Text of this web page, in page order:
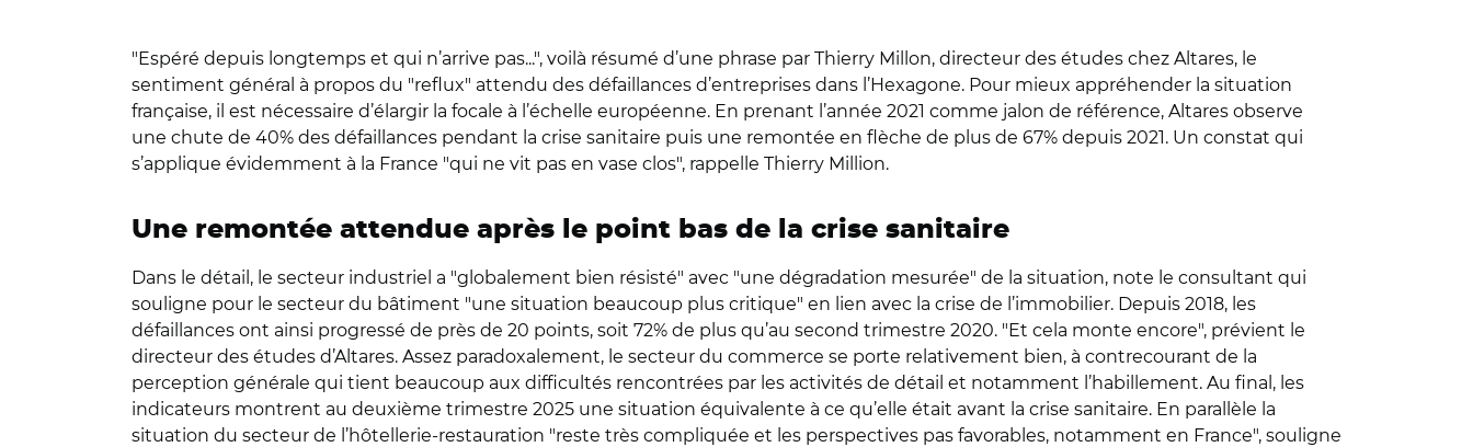
"Espéré depuis longtemps et qui n’arrive pas...", voilà résumé d’une phrase par Thierry Millon, directeur des études chez Altares, le
sentiment général à propos du "reflux" attendu des défaillances d’entreprises dans l’Hexagone. Pour mieux appréhender la situation
française, il est nécessaire d’élargir la focale à l’échelle européenne. En prenant l’année 2021 comme jalon de référence, Altares observe
une chute de 40% des défaillances pendant la crise sanitaire puis une remontée en flèche de plus de 67% depuis 2021. Un constat qui
s’applique évidemment à la France "qui ne vit pas en vase clos", rappelle Thierry Million.
Une remontée attendue après le point bas de la crise sanitaire
Dans le détail, le secteur industriel a "globalement bien résisté" avec "une dégradation mesurée" de la situation, note le consultant qui
souligne pour le secteur du bâtiment "une situation beaucoup plus critique" en lien avec la crise de l’immobilier. Depuis 2018, les
défaillances ont ainsi progressé de près de 20 points, soit 72% de plus qu’au second trimestre 2020. "Et cela monte encore", prévient le
directeur des études d’Altares. Assez paradoxalement, le secteur du commerce se porte relativement bien, à contrecourant de la
perception générale qui tient beaucoup aux difficultés rencontrées par les activités de détail et notamment l’habillement. Au final, les
indicateurs montrent au deuxième trimestre 2025 une situation équivalente à ce qu’elle était avant la crise sanitaire. En parallèle la
situation du secteur de l’hôtellerie-restauration "reste très compliquée et les perspectives pas favorables, notamment en France", souligne